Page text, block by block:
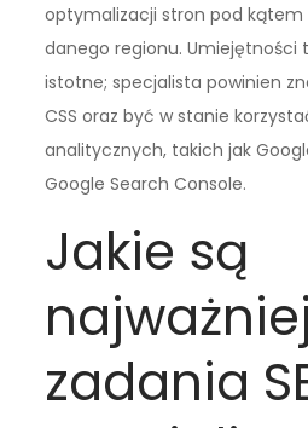
optymalizacji stron pod kątem
danego regionu. Umiejętności
istotne; specjalista powinien
CSS oraz być w stanie
analitycznych, takich jak
Google Search Console.
Jakie są
zadania